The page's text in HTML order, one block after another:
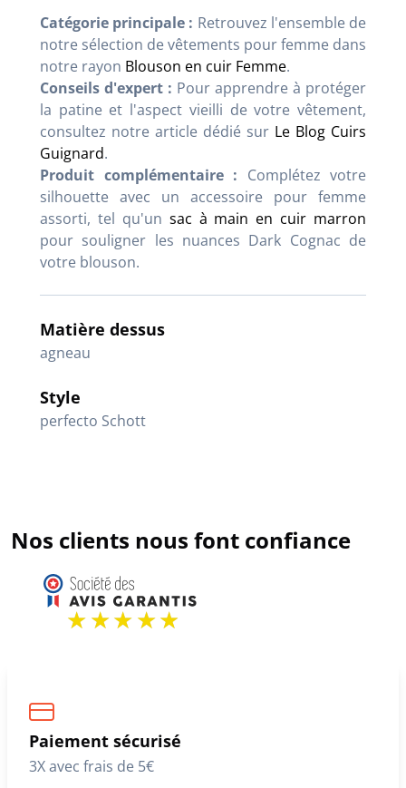
Catégorie principale : Retrouvez l'ensemble de
notre sélection de vêtements pour femme dans
notre rayon Blouson en cuir Femme.
Conseils d'expert : Pour apprendre à protéger
la patine et l'aspect vieilli de votre vêtement,
consultez notre article dédié sur Le Blog Cuirs
Guignard.
Produit complémentaire : Complétez votre
silhouette avec un accessoire pour femme
assorti, tel qu'un sac à main en cuir marron
pour souligner les nuances Dark Cognac de
votre blouson.
Matière dessus
agneau
Style
perfecto Schott
Nos clients nous font confiance
Paiement sécurisé
3X avec frais de 5€